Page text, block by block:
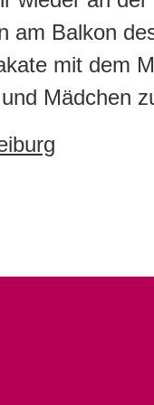
am Balkon
mit dem
Mädchen